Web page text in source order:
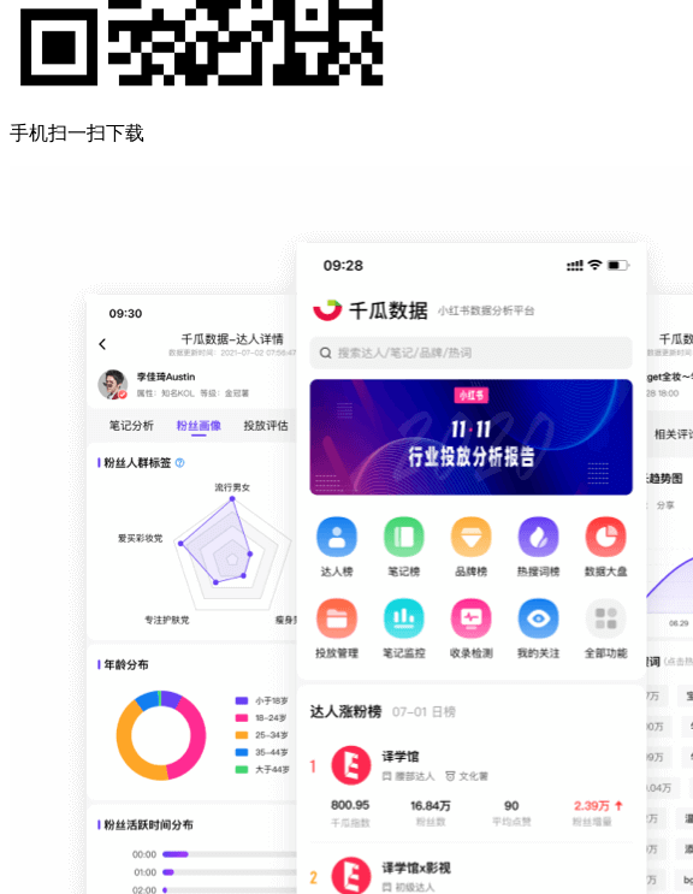
手机扫一扫下载